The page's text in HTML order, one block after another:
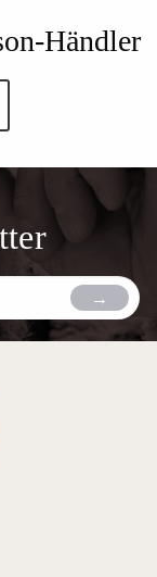
Händler